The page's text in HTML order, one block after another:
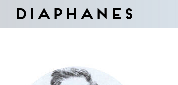
Diaphanes